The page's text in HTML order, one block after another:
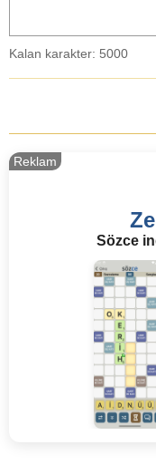
Kalan karakter: 5000
Sözce
Reklam